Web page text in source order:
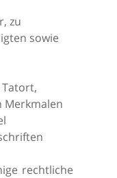
zu
sowie
Merkmalen
rechtliche